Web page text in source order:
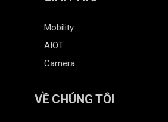
Mobility
AIOT
Camera
VỀ CHÚNG TÔI